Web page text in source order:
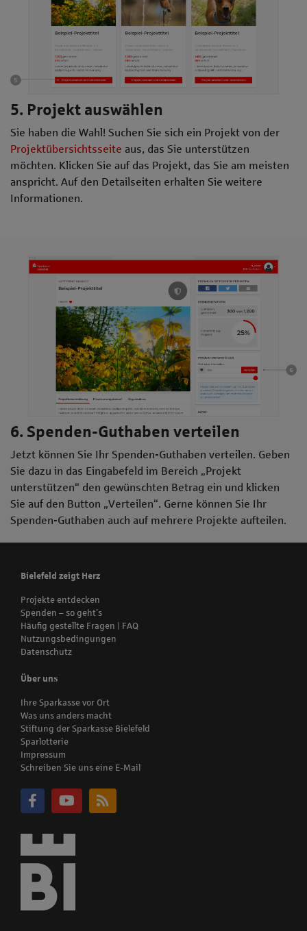
5. Projekt auswählen
Sie haben die Wahl! Suchen Sie sich ein Projekt von der
Projektübersichtsseite aus, das Sie unterstützen
möchten. Klicken Sie auf das Projekt, das Sie am meisten
anspricht. Auf den Detailseiten erhalten Sie weitere
Informationen.
6. Spenden-Guthaben verteilen
Jetzt können Sie Ihr Spenden-Guthaben verteilen. Geben
Sie dazu in das Eingabefeld im Bereich „Projekt
unterstützen“ den gewünschten Betrag ein und klicken
Sie auf den Button „Verteilen“. Gerne können Sie Ihr
Spenden-Guthaben auch auf mehrere Projekte aufteilen.
Bielefeld zeigt Herz
Projekte entdecken
Spenden – so geht’s
Häufig gestellte Fragen | FAQ
Nutzungsbedingungen
Datenschutz
Über uns
Ihre Sparkasse vor Ort
Was uns anders macht
Stiftung der Sparkasse Bielefeld
Sparlotterie
Impressum
Schreiben Sie uns eine E-Mail